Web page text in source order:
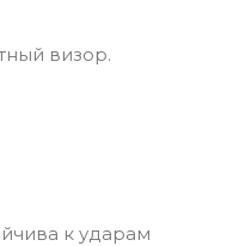
визор.
к ударам